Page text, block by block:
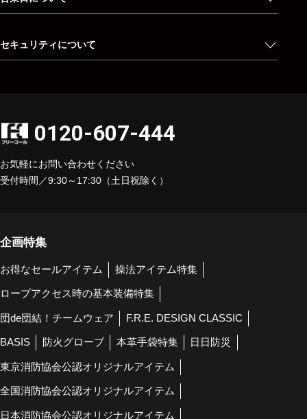
セキュリティについて
0120-607-444
お気軽にお問い合わせください
受付時間／9:30～17:30（土日祝除く）
企画特集
お得なセールアイテム 操法アイテム特集
ロープアクセス時の基本装備特集
団de団結！チームウェア F.R.E. DESIGN CLASSIC
BASIS 防火グローブ 本革手袋特集 日日防災
東京消防協会公認オリジナルアイテム
全国消防協会公認オリジナルアイテム
日本消防協会公認オリジナルアイテム